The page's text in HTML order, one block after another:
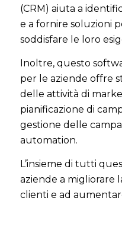
(CRM) aiuta a
e a fornire soluzioni
soddisfare le loro
Inoltre, questo
per le aziende offre
delle attività di
pianificazione di
gestione delle
automation.
L’insieme di tutti
aziende a migliorare
clienti e ad